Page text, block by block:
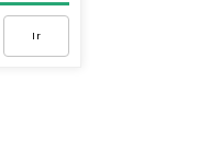
Ir